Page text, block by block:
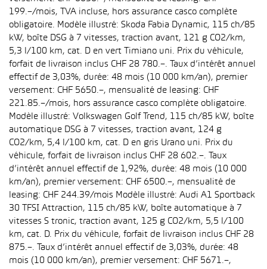
199.–/mois, TVA incluse, hors assurance casco complète
obligatoire. Modèle illustré: Skoda Fabia Dynamic, 115 ch/85
kW, boîte DSG à 7 vitesses, traction avant, 121 g CO2/km,
5,3 l/100 km, cat. D en vert Timiano uni. Prix du véhicule,
forfait de livraison inclus CHF 28 780.–. Taux d’intérêt annuel
effectif de 3,03%, durée: 48 mois (10 000 km/an), premier
versement: CHF 5650.–, mensualité de leasing: CHF
221.85.–/mois, hors assurance casco complète obligatoire.
Modèle illustré: Volkswagen Golf Trend, 115 ch/85 kW, boîte
automatique DSG à 7 vitesses, traction avant, 124 g
CO2/km, 5,4 l/100 km, cat. D en gris Urano uni. Prix du
véhicule, forfait de livraison inclus CHF 28 602.–. Taux
d’intérêt annuel effectif de 1,92%, durée: 48 mois (10 000
km/an), premier versement: CHF 6500.–, mensualité de
leasing: CHF 244.39/mois Modèle illustré: Audi A1 Sportback
30 TFSI Attraction, 115 ch/85 kW, boîte automatique à 7
vitesses S tronic, traction avant, 125 g CO2/km, 5,5 l/100
km, cat. D. Prix du véhicule, forfait de livraison inclus CHF 28
875.–. Taux d’intérêt annuel effectif de 3,03%, durée: 48
mois (10 000 km/an), premier versement: CHF 5671.–,